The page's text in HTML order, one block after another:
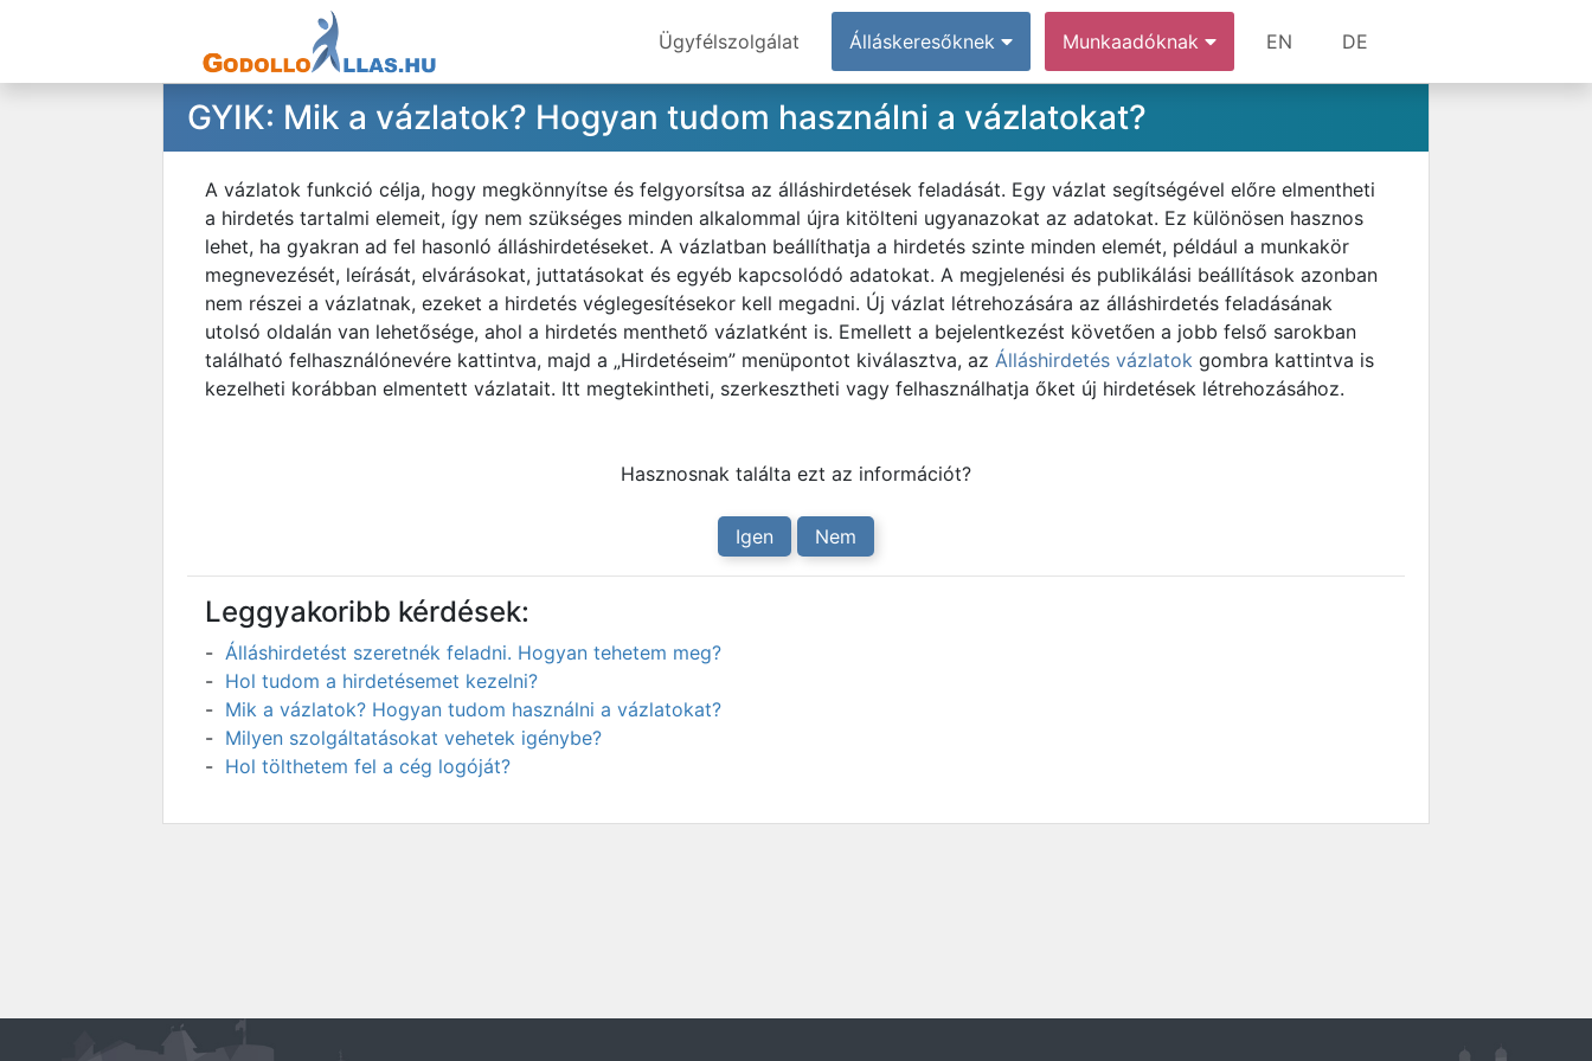
Ügyfélszolgálat Álláskeresőknek Munkaadóknak EN DE
GYIK: Mik a vázlatok? Hogyan tudom használni a vázlatokat?
A vázlatok funkció célja, hogy megkönnyítse és felgyorsítsa az álláshirdetések feladását. Egy vázlat segítségével előre elmentheti
a hirdetés tartalmi elemeit, így nem szükséges minden alkalommal újra kitölteni ugyanazokat az adatokat. Ez különösen hasznos
lehet, ha gyakran ad fel hasonló álláshirdetéseket. A vázlatban beállíthatja a hirdetés szinte minden elemét, például a munkakör
megnevezését, leírását, elvárásokat, juttatásokat és egyéb kapcsolódó adatokat. A megjelenési és publikálási beállítások azonban
nem részei a vázlatnak, ezeket a hirdetés véglegesítésekor kell megadni. Új vázlat létrehozására az álláshirdetés feladásának
utolsó oldalán van lehetősége, ahol a hirdetés menthető vázlatként is. Emellett a bejelentkezést követően a jobb felső sarokban
található felhasználónevére kattintva, majd a „Hirdetéseim” menüpontot kiválasztva, az Álláshirdetés vázlatok gombra kattintva is
kezelheti korábban elmentett vázlatait. Itt megtekintheti, szerkesztheti vagy felhasználhatja őket új hirdetések létrehozásához.
Hasznosnak találta ezt az információt?
Igen Nem
Leggyakoribb kérdések:
Álláshirdetést szeretnék feladni. Hogyan tehetem meg?
Hol tudom a hirdetésemet kezelni?
Mik a vázlatok? Hogyan tudom használni a vázlatokat?
Milyen szolgáltatásokat vehetek igénybe?
Hol tölthetem fel a cég logóját?